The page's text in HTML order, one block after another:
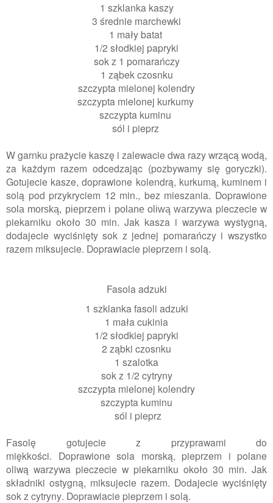
1 szklanka kaszy
3 średnie marchewki
1 mały batat
1/2 słodkiej papryki
sok z 1 pomarańczy
1 ząbek czosnku
szczypta mielonej kolendry
szczypta mielonej kurkumy
szczypta kuminu
sól i pieprz
W garnku prażycie kaszę i zalewacie dwa razy wrzącą wodą,
za każdym razem odcedzając (pozbywamy się goryczki).
Gotujecie kasze, doprawione kolendrą, kurkumą, kuminem i
solą pod przykryciem 12 min., bez mieszania. Doprawione
sola morską, pieprzem i polane oliwą warzywa pieczecie w
piekarniku około 30 min. Jak kasza i warzywa wystygną,
dodajecie wyciśnięty sok z jednej pomarańczy i wszystko
razem miksujecie. Doprawiacie pieprzem i solą.
Fasola adzuki
1 szklanka fasoli adzuki
1 mała cukinia
1/2 słodkiej papryki
2 ząbki czosnku
1 szalotka
sok z 1/2 cytryny
szczypta mielonej kolendry
szczypta kuminu
sól i pieprz
Fasolę gotujecie z przyprawami do
miękkości. Doprawione sola morską, pieprzem i polane
oliwą warzywa pieczecie w piekarniku około 30 min. Jak
składniki ostygną, miksujecie razem. Dodajecie wyciśnięty
sok z cytryny. Doprawiacie pieprzem i solą.